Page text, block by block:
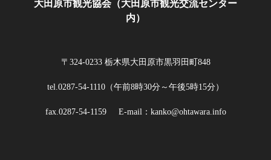
大田原市観光協会（大田原市観光交流センター
内）
〒324-0233 栃木県大田原市黒羽田町848
tel.0287-54-1110（午前8時30分～午後5時15分）
fax.0287-54-1159 E-mail：kanko@ohtawara.info